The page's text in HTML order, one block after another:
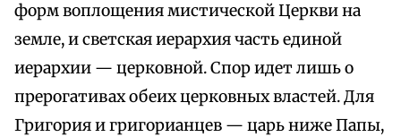
форм воплощения мистической Церкви на
земле, и светская иерархия часть единой
иерархии — церковной. Спор идет лишь о
прерогативах обеих церковных властей. Для
Григория и григорианцев — царь ниже Папы,